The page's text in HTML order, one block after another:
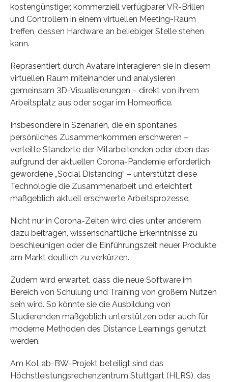
kostengünstiger, kommerziell verfügbarer VR-Brillen
und Controllern in einem virtuellen Meeting-Raum
treffen, dessen Hardware an beliebiger Stelle stehen
kann.
Repräsentiert durch Avatare interagieren sie in diesem
virtuellen Raum miteinander und analysieren
gemeinsam 3D-Visualisierungen – direkt von ihrem
Arbeitsplatz aus oder sogar im Homeoffice.
Insbesondere in Szenarien, die ein spontanes
persönliches Zusammenkommen erschweren –
verteilte Standorte der Mitarbeitenden oder eben das
aufgrund der aktuellen Corona-Pandemie erforderlich
gewordene „Social Distancing“ – unterstützt diese
Technologie die Zusammenarbeit und erleichtert
maßgeblich aktuell erschwerte Arbeitsprozesse.
Nicht nur in Corona-Zeiten wird dies unter anderem
dazu beitragen, wissenschaftliche Erkenntnisse zu
beschleunigen oder die Einführungszeit neuer Produkte
am Markt deutlich zu verkürzen.
Zudem wird erwartet, dass die neue Software im
Bereich von Schulung und Training von großem Nutzen
sein wird. So könnte sie die Ausbildung von
Studierenden maßgeblich unterstützen oder auch für
moderne Methoden des Distance Learnings genutzt
werden.
Am KoLab-BW-Projekt beteiligt sind das
Höchstleistungsrechenzentrum Stuttgart (HLRS), das